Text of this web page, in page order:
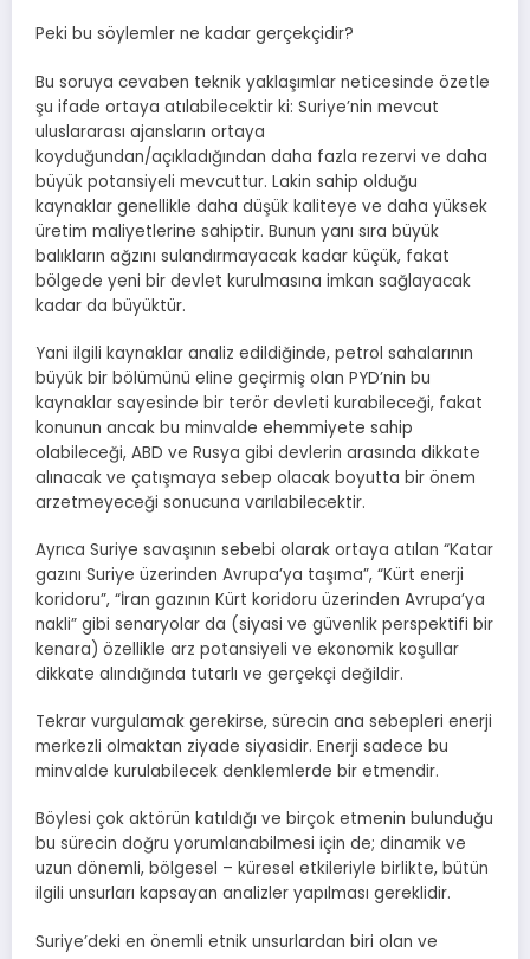
Peki bu söylemler ne kadar gerçekçidir?
Bu soruya cevaben teknik yaklaşımlar neticesinde özetle
şu ifade ortaya atılabilecektir ki: Suriye’nin mevcut
uluslararası ajansların ortaya
koyduğundan/açıkladığından daha fazla rezervi ve daha
büyük potansiyeli mevcuttur. Lakin sahip olduğu
kaynaklar genellikle daha düşük kaliteye ve daha yüksek
üretim maliyetlerine sahiptir. Bunun yanı sıra büyük
balıkların ağzını sulandırmayacak kadar küçük, fakat
bölgede yeni bir devlet kurulmasına imkan sağlayacak
kadar da büyüktür.
Yani ilgili kaynaklar analiz edildiğinde, petrol sahalarının
büyük bir bölümünü eline geçirmiş olan PYD’nin bu
kaynaklar sayesinde bir terör devleti kurabileceği, fakat
konunun ancak bu minvalde ehemmiyete sahip
olabileceği, ABD ve Rusya gibi devlerin arasında dikkate
alınacak ve çatışmaya sebep olacak boyutta bir önem
arzetmeyeceği sonucuna varılabilecektir.
Ayrıca Suriye savaşının sebebi olarak ortaya atılan “Katar
gazını Suriye üzerinden Avrupa’ya taşıma”, “Kürt enerji
koridoru”, “İran gazının Kürt koridoru üzerinden Avrupa’ya
nakli” gibi senaryolar da (siyasi ve güvenlik perspektifi bir
kenara) özellikle arz potansiyeli ve ekonomik koşullar
dikkate alındığında tutarlı ve gerçekçi değildir.
Tekrar vurgulamak gerekirse, sürecin ana sebepleri enerji
merkezli olmaktan ziyade siyasidir. Enerji sadece bu
minvalde kurulabilecek denklemlerde bir etmendir.
Böylesi çok aktörün katıldığı ve birçok etmenin bulunduğu
bu sürecin doğru yorumlanabilmesi için de; dinamik ve
uzun dönemli, bölgesel – küresel etkileriyle birlikte, bütün
ilgili unsurları kapsayan analizler yapılması gereklidir.
Suriye’deki en önemli etnik unsurlardan biri olan ve